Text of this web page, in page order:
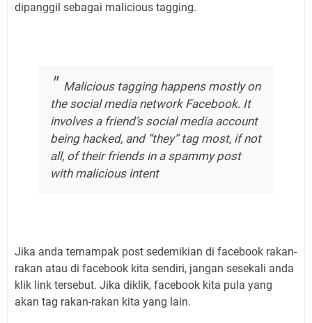
dipanggil sebagai malicious tagging.
Malicious tagging happens mostly on
the social media network Facebook. It
involves a friend's social media account
being hacked, and “they” tag most, if not
all, of their friends in a spammy post
with malicious intent
Jika anda ternampak post sedemikian di facebook rakan-
rakan atau di facebook kita sendiri, jangan sesekali anda
klik link tersebut. Jika diklik, facebook kita pula yang
akan tag rakan-rakan kita yang lain.